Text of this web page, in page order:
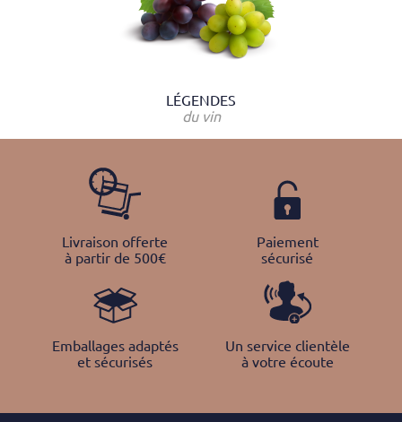
LÉGENDES
du vin
Livraison offerte
à partir de 500€
Paiement
sécurisé
Emballages adaptés
et sécurisés
Un service clientèle
à votre écoute